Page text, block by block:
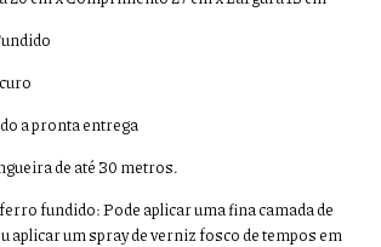
a pronta entrega
de até 30 metros.
fundido: Pode aplicar uma fina camada de
aplicar um spray de verniz fosco de tempos em